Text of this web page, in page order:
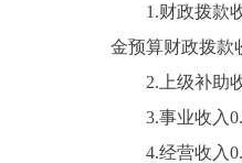
1.财政拨款收
金预算财政拨款
2.上级补助收
3.事业收入
4.经营收入